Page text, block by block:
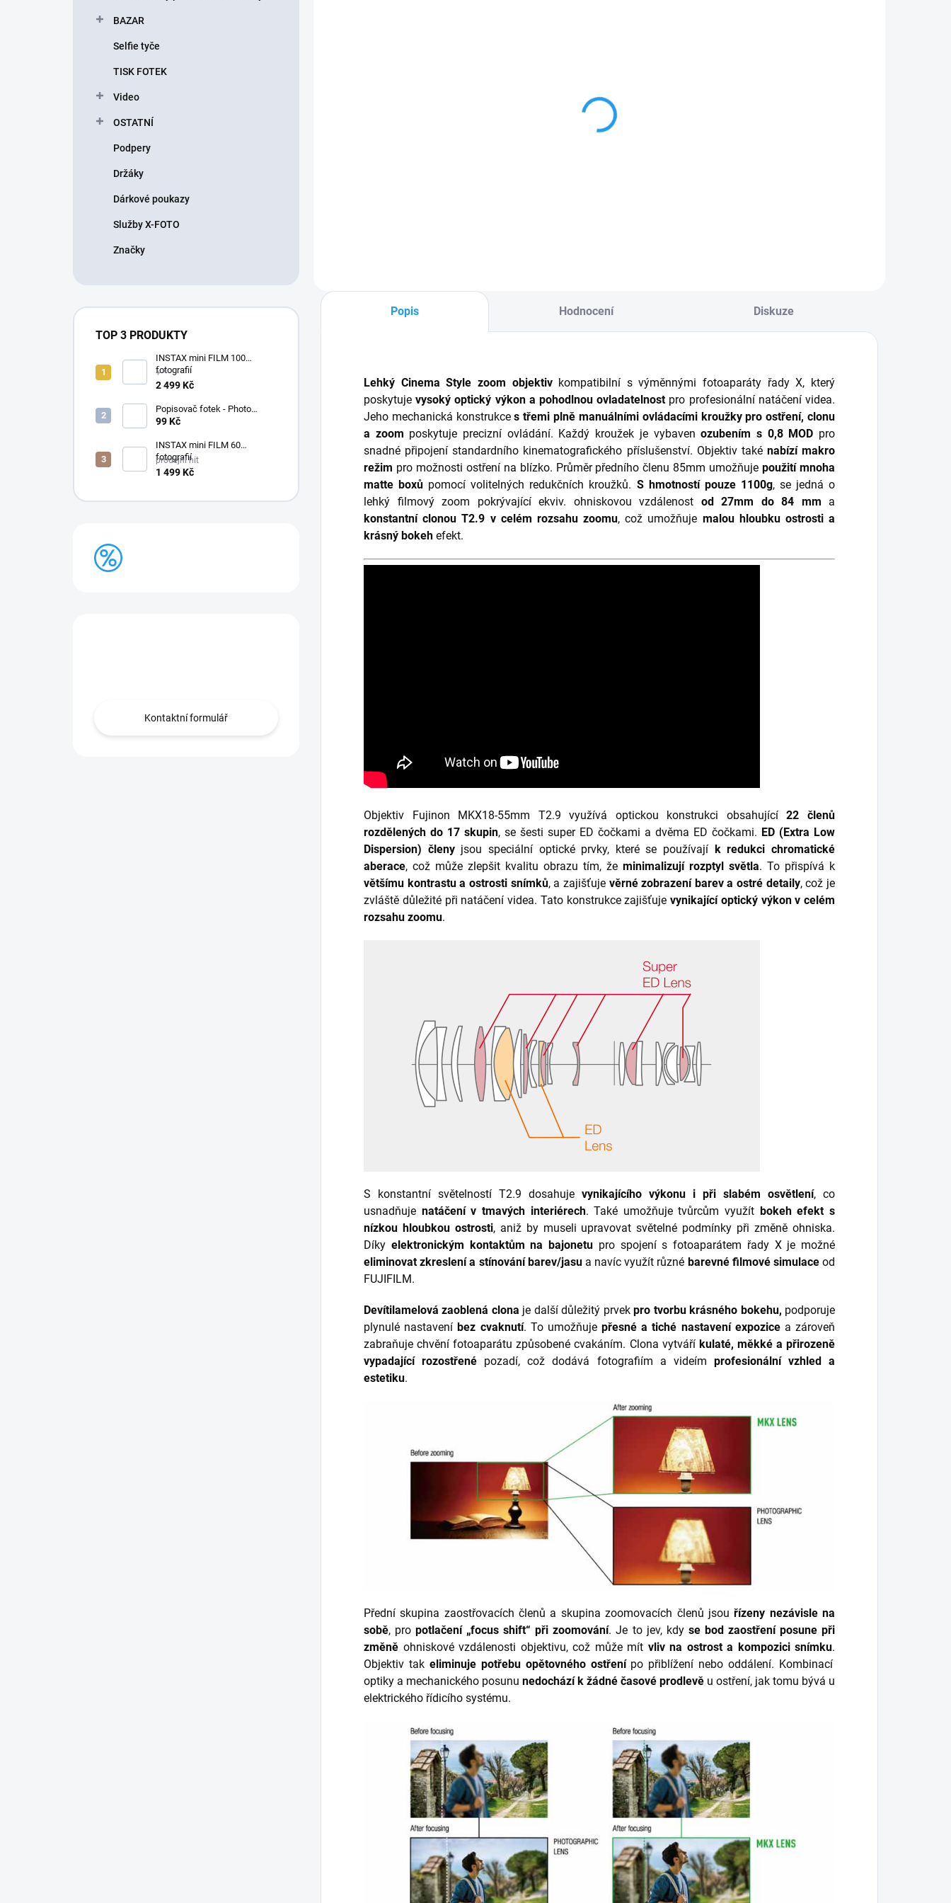
BAZAR
Selfie tyče
TISK FOTEK
Video
OSTATNÍ
Podpery
Držáky
Dárkové poukazy
Služby X-FOTO
Značky
TOP 3 PRODUKTY
INSTAX mini FILM 100
fotografií
+ *
2 499 Kč
Popisovač fotek - Photo
Signature (made in Japan)
99 Kč
INSTAX mini FILM 60
fotografií
prodejní hit
1 499 Kč
Kontaktní formulář
snímků, tak videa.
novému...
BSI snímačem a
špičkových funkcí
těla řady X....
Popis Hodnocení Diskuze
Lehký Cinema Style zoom objektivkompatibilní s výměnnými fotoaparáty řady X, který
poskytujevysoký optický výkon a pohodlnou ovladatelnostpro profesionální natáčení videa.
Jeho mechanická konstrukces třemi plně manuálními ovládacími kroužky pro ostření, clonu
a zoom poskytuje precizní ovládání. Každý kroužek je vybavenozubením s 0,8 MOD pro
snadné připojení standardního kinematografického příslušenství. Objektiv také nabízí makro
režim pro možnosti ostření na blízko. Průměr předního členu 85mm umožňujepoužití mnoha
matte boxů pomocí volitelných redukčních kroužků. S hmotností pouze1100g, se jedná o
lehký filmový zoom pokrývající ekviv. ohniskovou vzdálenost od 27mm do 84 mm a
konstantní clonou T2.9 v celém rozsahu zoomu, což umožňuje malou hloubku ostrosti a
krásný bokeh efekt.
Objektiv Fujinon MKX18-55mm T2.9využívá optickou konstrukci obsahující22 členů
rozdělených do 17 skupin, se šesti super ED čočkami a dvěma ED čočkami. ED (Extra Low
Dispersion) členyjsou speciální optické prvky, které se používají k redukci chromatické
aberace, což může zlepšit kvalitu obrazu tím, že minimalizují rozptyl světla. To přispívá k
většímu kontrastu a ostrosti snímků, a zajišťuje věrné zobrazení barev a ostré detaily, což je
zvláště důležité při natáčení videa. Tato konstrukce zajišťuje vynikající optický výkon v celém
rozsahu zoomu.
S konstantní světelností T2.9 dosahuje vynikajícího výkonu i při slabém osvětlení, co
usnadňuje natáčení v tmavých interiérech. Také umožňuje tvůrcům využít bokeh efekt s
nízkou hloubkou ostrosti, aniž by museli upravovat světelné podmínky při změně ohniska.
Díky elektronickým kontaktům na bajonetu pro spojení s fotoaparátem řady X je možné
eliminovat zkreslení a stínování barev/jasua navíc využít různé barevné filmové simulaceod
FUJIFILM.
Devítilamelová zaoblená clona je další důležitý prvekpro tvorbu krásného bokehu, podporuje
plynulé nastaveníbez cvaknutí. To umožňujepřesné a tiché nastavení expozicea zároveň
zabraňuje chvění fotoaparátu způsobené cvakáním. Clona vytváří kulaté, měkké a přirozeně
vypadající rozostřené pozadí, což dodává fotografiím a videím profesionální vzhled a
estetiku.
Přední skupina zaostřovacích členů a skupina zoomovacích členů jsouřízeny nezávisle na
sobě, propotlačení „focus shift“ při zoomování. Je to jev, kdy se bod zaostření posune při
změně ohniskové vzdálenosti objektivu, což může mít vliv na ostrost a kompozici snímku.
Objektiv tak eliminuje potřebu opětovného ostřenípo přiblížení nebo oddálení. Kombinací
optiky a mechanického posunu nedochází k žádné časové prodlevě u ostření, jak tomu bývá u
elektrického řídicího systému.